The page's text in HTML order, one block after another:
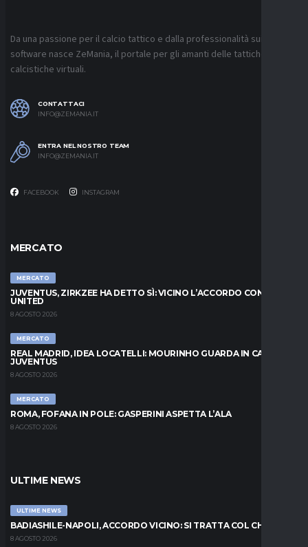
Da una passione per il calcio tattico e dalla professionalità sui
software nasce ZeMania, il portale per gli amanti delle tattiche
calcistiche virtuali.
CONTATTACI
INFO@ZEMANIA.IT
ENTRA NEL NOSTRO TEAM
INFO@ZEMANIA.IT
FACEBOOK INSTAGRAM
MERCATO
MERCATO
JUVENTUS, ZIRKZEE HA DETTO SÌ: VICINO L’ACCORDO CON LO
UNITED
8 AGOSTO 2026
MERCATO
REAL MADRID, IDEA LOCATELLI: MOURINHO GUARDA IN CASA
JUVENTUS
8 AGOSTO 2026
MERCATO
ROMA, FOFANA IN POLE: GASPERINI ASPETTA L’ALA
8 AGOSTO 2026
ULTIME NEWS
ULTIME NEWS
BADIASHILE-NAPOLI, ACCORDO VICINO: SI TRATTA COL CHELSEA
8 AGOSTO 2026